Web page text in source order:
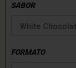
SABOR
FORMATO